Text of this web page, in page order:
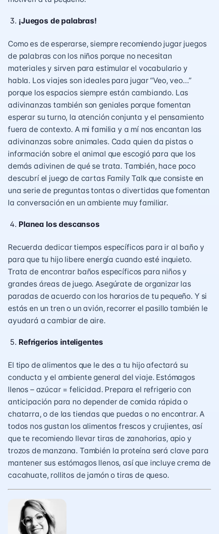
¡Juegos de palabras!
Como es de esperarse, siempre recomiendo jugar juegos
de palabras con los niños porque no necesitan
materiales y sirven para estimular el vocabulario y
habla. Los viajes son ideales para jugar “Veo, veo…”
porque los espacios siempre están cambiando. Las
adivinanzas también son geniales porque fomentan
esperar su turno, la atención conjunta y el pensamiento
fuera de contexto. A mi familia y a mí nos encantan las
adivinanzas sobre animales. Cada quien da pistas o
información sobre el animal que escogió para que los
demás adivinen de qué se trata. También, hace poco
descubrí el juego de cartas Family Talk que consiste en
una serie de preguntas tontas o divertidas que fomentan
la conversación en un ambiente muy familiar.
Planea los descansos
Recuerda dedicar tiempos específicos para ir al baño y
para que tu hijo libere energía cuando esté inquieto.
Trata de encontrar baños específicos para niños y
grandes áreas de juego. Asegúrate de organizar las
paradas de acuerdo con los horarios de tu pequeño. Y si
estás en un tren o un avión, recorrer el pasillo también le
ayudará a cambiar de aire.
Refrigerios inteligentes
El tipo de alimentos que le des a tu hijo afectará su
conducta y el ambiente general del viaje. Estómagos
llenos – azúcar = felicidad. Prepara el refrigerio con
anticipación para no depender de comida rápida o
chatarra, o de las tiendas que puedas o no encontrar. A
todos nos gustan los alimentos frescos y crujientes, así
que te recomiendo llevar tiras de zanahorias, apio y
trozos de manzana. También la proteína será clave para
mantener sus estómagos llenos, así que incluye crema de
cacahuate, rollitos de jamón o tiras de queso.